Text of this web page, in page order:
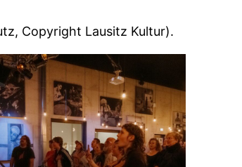
Copyright Lausitz Kultur).